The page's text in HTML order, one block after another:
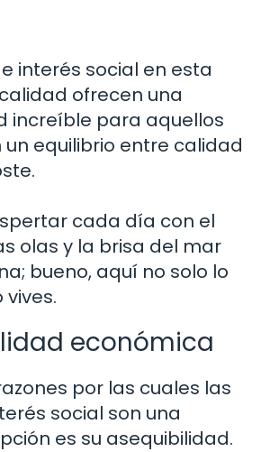
interés social en esta
ofrecen una
increíble para aquellos
equilibrio entre calidad
cada día con el
olas y la brisa del mar
bueno, aquí no solo lo
económica
por las cuales las
social son una
es su asequibilidad.